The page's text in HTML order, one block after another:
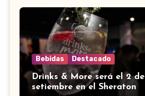
Bebidas Destacado
Drinks & More será el 2 de
setiembre en el Sheraton